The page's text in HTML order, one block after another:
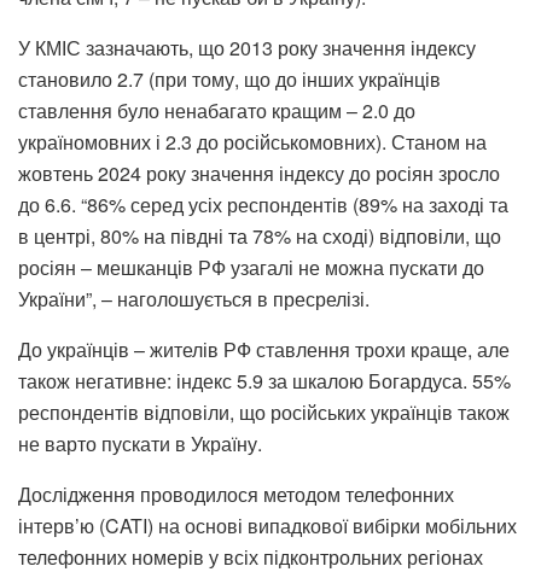
У КМІС зазначають, що 2013 року значення індексу
становило 2.7 (при тому, що до інших українців
ставлення було ненабагато кращим – 2.0 до
україномовних і 2.3 до російськомовних). Станом на
жовтень 2024 року значення індексу до росіян зросло
до 6.6. “86% серед усіх респондентів (89% на заході та
в центрі, 80% на півдні та 78% на сході) відповіли, що
росіян – мешканців РФ узагалі не можна пускати до
України”, – наголошується в пресрелізі.
До українців – жителів РФ ставлення трохи краще, але
також негативне: індекс 5.9 за шкалою Богардуса. 55%
респондентів відповіли, що російських українців також
не варто пускати в Україну.
Дослідження проводилося методом телефонних
інтерв’ю (CATI) на основі випадкової вибірки мобільних
телефонних номерів у всіх підконтрольних регіонах